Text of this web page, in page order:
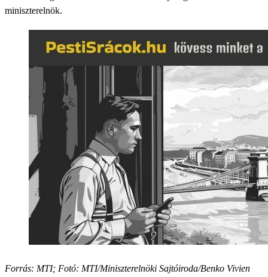
miniszterelnök.
Forrás: MTI; Fotó: MTI/Miniszterelnöki Sajtóiroda/Benko Vivien